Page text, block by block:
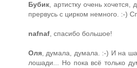
Бубик, артистку очень
прервусь с цирком немного. :-)
nafnaf, спасибо большое!
Оля, думала, думала. :-) И на
лошади... Но пока всё только